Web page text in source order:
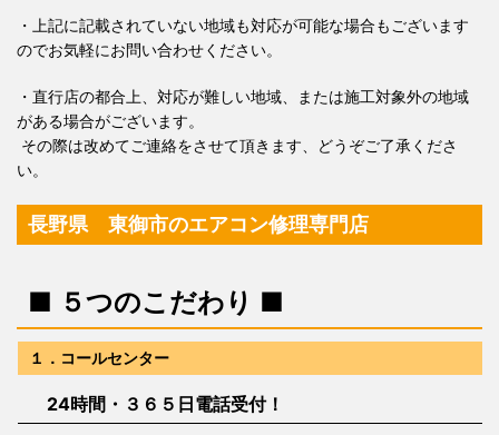
・上記に記載されていない地域も対応が可能な場合もございます
のでお気軽にお問い合わせください。
・直行店の都合上、対応が難しい地域、または施工対象外の地域
がある場合がございます。
その際は改めてご連絡をさせて頂きます、どうぞご了承くださ
い。
長野県 東御市のエアコン修理専門店
■ ５つのこだわり ■
１．コールセンター
24時間・３６５日電話受付！